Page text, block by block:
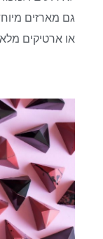
גם מארזים
או ארטיקים